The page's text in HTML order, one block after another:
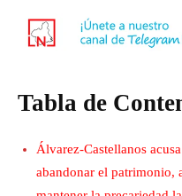
Tabla de
Álvarez-Castellanos
abandonar el patrimonio,